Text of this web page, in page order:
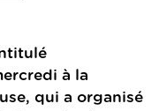
à la
qui a organisé